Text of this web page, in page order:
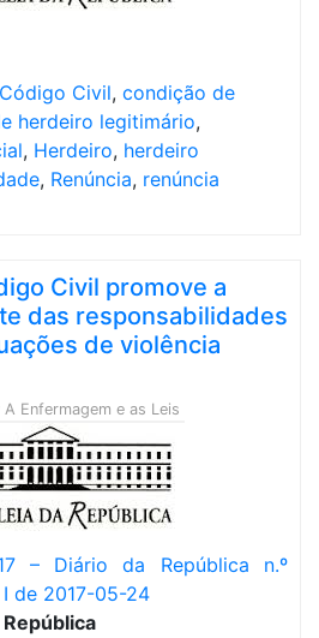
Código Civil, condição de
herdeiro legitimário,
, Herdeiro, herdeiro
, Renúncia, renúncia
Civil promove a
das responsabilidades
de violência
A Enfermagem e as Leis
– Diário da República n.º
I de 2017-05-24